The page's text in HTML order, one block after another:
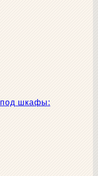
под шкафы: